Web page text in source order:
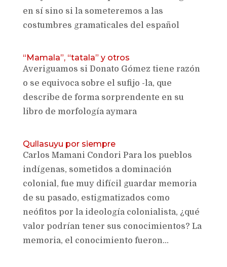
en sí sino si la someteremos a las
costumbres gramaticales del español
“Mamala”, “tatala” y otros
Averiguamos si Donato Gómez tiene razón
o se equivoca sobre el sufijo -la, que
describe de forma sorprendente en su
libro de morfología aymara
Qullasuyu por siempre
Carlos Mamani Condori Para los pueblos
indígenas, sometidos a dominación
colonial, fue muy difícil guardar memoria
de su pasado, estigmatizados como
neófitos por la ideología colonialista, ¿qué
valor podrían tener sus conocimientos? La
memoria, el conocimiento fueron...